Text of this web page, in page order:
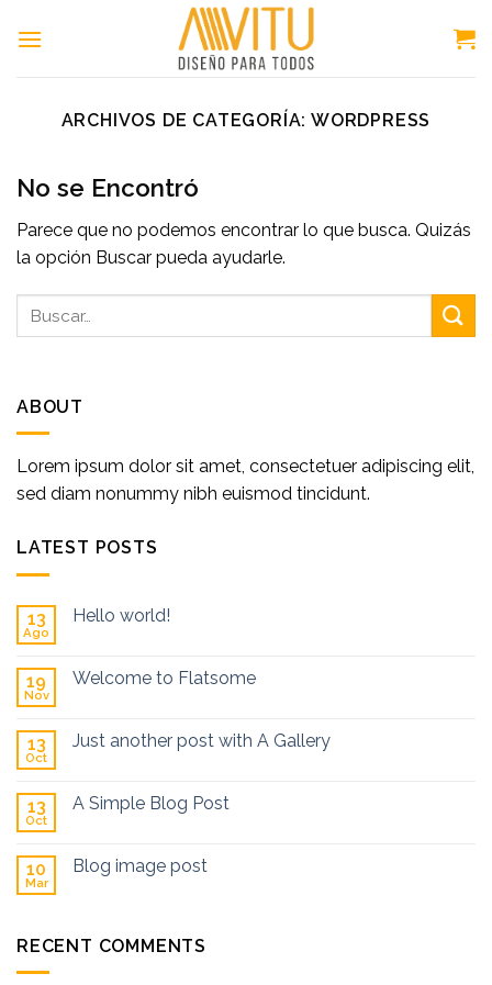
ARCHIVOS DE CATEGORÍA:WORDPRESS
No se Encontró
Parece que no podemos encontrar lo que busca. Quizás
la opción Buscar pueda ayudarle.
ABOUT
Lorem ipsum dolor sit amet, consectetuer adipiscing elit,
sed diam nonummy nibh euismod tincidunt.
LATEST POSTS
13
Ago
Hello world!
19
Nov
Welcome to Flatsome
13
Oct
Just another post with A Gallery
13
Oct
A Simple Blog Post
10
Mar
Blog image post
RECENT COMMENTS